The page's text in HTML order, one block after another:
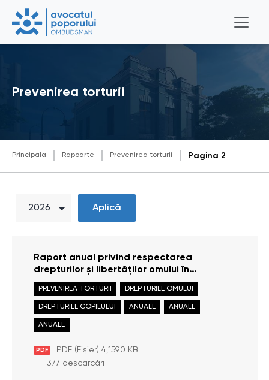
Prevenirea torturii
Principala Rapoarte Prevenirea torturii Pagina 2
Aplică
Raport anual privind respectarea
drepturilor și libertăților omului în
Republica Moldova în anul 2025
PDF PDF (Fișier) 4,159.0 KB
PREVENIREA TORTURII DREPTURILE OMULUI
DREPTURILE COPILULUI ANUALE ANUALE
ANUALE
377 descarcări